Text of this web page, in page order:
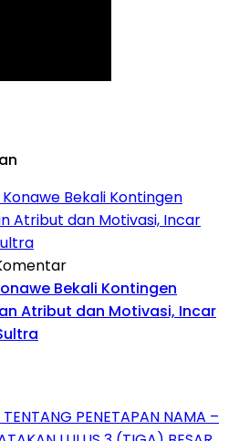
Bekali Kontingen
Atribut dan Motivasi, Incar